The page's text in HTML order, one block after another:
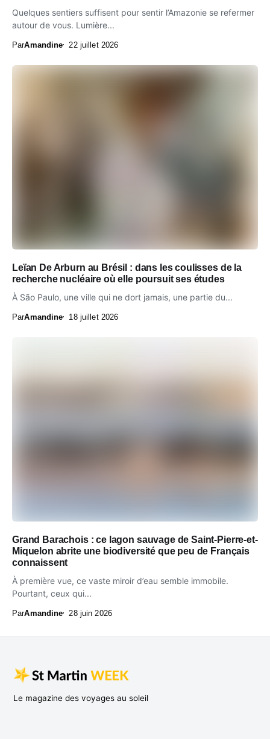
Quelques sentiers suffisent pour sentir l’Amazonie se refermer
autour de vous. Lumière...
ParAmandine 22 juillet 2026
Leïan De Arburn au Brésil : dans les coulisses de la
recherche nucléaire où elle poursuit ses études
À São Paulo, une ville qui ne dort jamais, une partie du...
ParAmandine 18 juillet 2026
Grand Barachois : ce lagon sauvage de Saint-Pierre-et-
Miquelon abrite une biodiversité que peu de Français
connaissent
À première vue, ce vaste miroir d’eau semble immobile.
Pourtant, ceux qui...
ParAmandine 28 juin 2026
Le magazine des voyages au soleil